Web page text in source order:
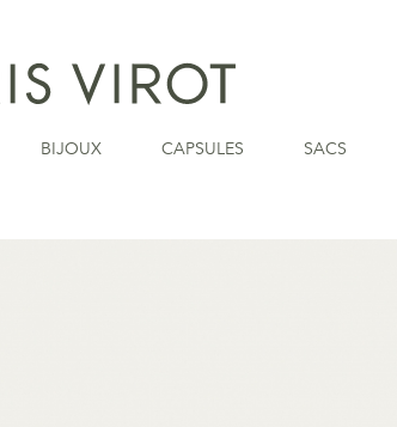
BIJOUX CAPSULES SACS